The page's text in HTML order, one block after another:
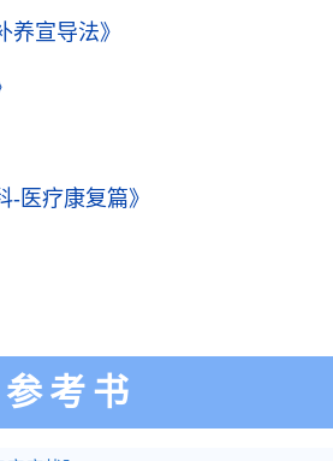
养宣导法》
-医疗康复篇》
参考书